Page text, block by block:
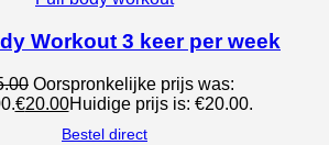
Workout 3 keer per week
Oorspronkelijke prijs was:
€20.00Huidige prijs is: €20.00.
Bestel direct